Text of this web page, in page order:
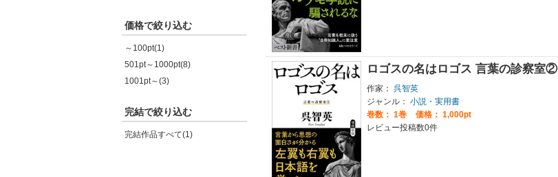
価格で絞り込む
～100pt(1)
501pt～1000pt(8)
1001pt～(3)
完結で絞り込む
完結作品すべて(1)
ロゴスの名はロゴス 言葉の診察室②
作家： 呉智英
ジャンル： 小説・実用書
巻数： 1巻
価格： 1,000pt
レビュー投稿数0件